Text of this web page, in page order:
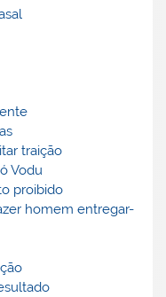
traição
Vodu
proibido
homem entregar-